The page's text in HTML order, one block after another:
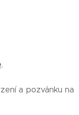
.
a pozvánku na